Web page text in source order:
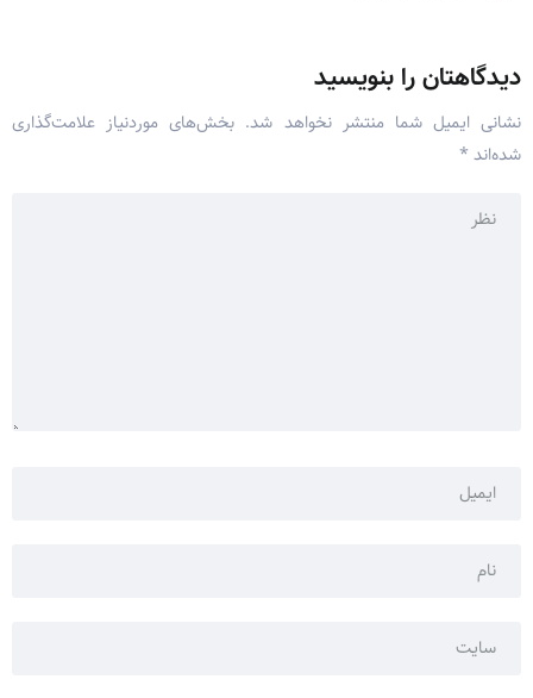
دیدگاهتان را بنویسید
نشانی ایمیل شما منتشر نخواهد شد. بخش‌های موردنیاز علامت‌گذاری
شده‌اند *